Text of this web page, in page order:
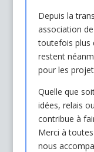
Depuis la
association
toutefois plus
restent
pour les
Quelle que
idées, relais
contribue à
Merci à
nous